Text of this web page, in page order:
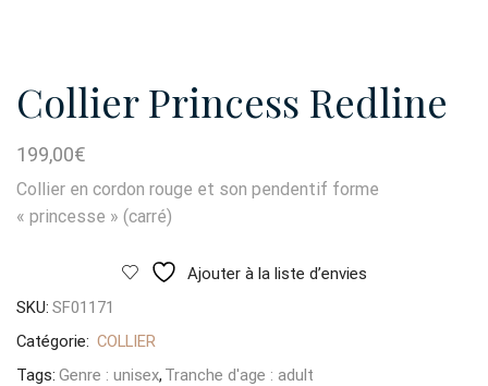
Collier Princess Redline
199,00€
Collier en cordon rouge et son pendentif forme
« princesse » (carré)
Ajouter à la liste d’envies
SKU: SF01171
Catégorie: COLLIER
Tags: Genre : unisex, Tranche d'age : adult